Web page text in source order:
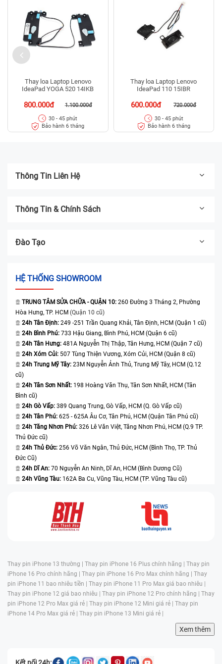
Thay loa Laptop Lenovo
IdeaPad YOGA 520 14IKB
800.000đ 1.100.000đ
30 - 45 phút
Bảo hành 6 tháng
Thay loa Laptop Lenovo
IdeaPad 110 15IBR
600.000đ 720.000đ
30 - 45 phút
Bảo hành 6 tháng
Thông Tin Liên Hệ
Thông Tin & Chính Sách
Đào Tạo
HỆ THỐNG SHOWROOM
TRUNG TÂM SỬA CHỮA - QUẬN 10: 260 Đường 3 Tháng 2, Phường
Hòa Hưng, TP. HCM (Quận 10 cũ)
24h Tân Định: 249 -251 Trần Quang Khải, Tân Định, HCM (Quận 1 cũ)
24h Bình Phú: 733 Hậu Giang, Bình Phú, HCM (Quận 6 cũ)
24h Tân Hưng: 481A Nguyễn Thị Thập, Tân Hưng, HCM (Quận 7 cũ)
24h Xóm Củi: 507 Tùng Thiện Vương, Xóm Củi, HCM (Quận 8 cũ)
24h Trung Mỹ Tây: 23M Nguyễn Ảnh Thủ, Trung Mỹ Tây, HCM (Q.12
cũ)
24h Tân Sơn Nhất: 198 Hoàng Văn Thụ, Tân Sơn Nhất, HCM (Tân
Bình cũ)
24h Gò Vấp: 389 Quang Trung, Gò Vấp, HCM (Q. Gò Vấp cũ)
24h Tân Phú: 625 - 625A Âu Cơ, Tân Phú, HCM (Quận Tân Phú cũ)
24h Tăng Nhơn Phú: 326 Lê Văn Việt, Tăng Nhơn Phú, HCM (Q.9 TP.
Thủ Đức cũ)
24h Thủ Đức: 256 Võ Văn Ngân, Thủ Đức, HCM (Bình Thọ, TP. Thủ
Đức Cũ)
24h Dĩ An: 70 Nguyễn An Ninh, Dĩ An, HCM (Bình Dương Cũ)
24h Vũng Tàu: 162A Ba Cu, Vũng Tàu, HCM (TP. Vũng Tàu cũ)
Thay pin iPhone 13 thường | Thay pin iPhone 16 Plus chính hãng | Thay pin
iPhone 16 Pro chính hãng | Thay pin iPhone 16 Pro Max chính hãng | Thay
pin iPhone 11 bao nhiêu tiền | Thay pin iPhone 11 Pro Max giá bao nhiêu |
Thay pin iPhone 12 giá bao nhiêu | Thay pin iPhone 12 Pro chính hãng | Thay
pin iPhone 12 Pro Max giá rẻ | Thay pin iPhone 12 Mini giá rẻ | Thay pin
iPhone 14 Pro Max giá rẻ | Thay pin iPhone 13 Mini giá rẻ |
Xem thêm